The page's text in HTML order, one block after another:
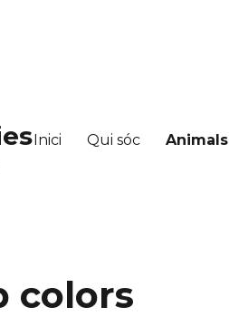
Inici Qui sóc Animals
colors